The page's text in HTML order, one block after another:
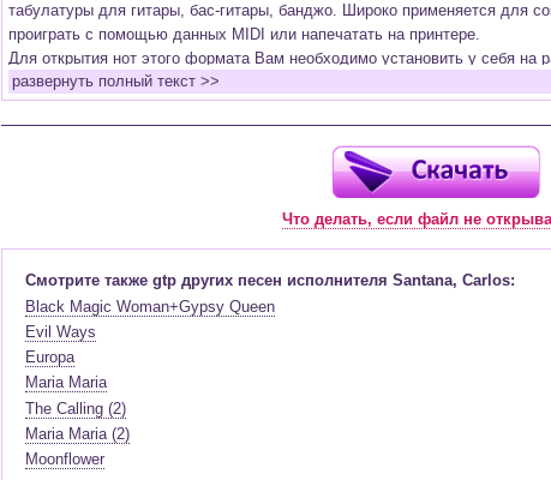
табулатуры для гитары, бас-гитары, банджо. Широко применяется для
проиграть с помощью данных MIDI или напечатать на принтере.
Для открытия нот этого формата Вам необходимо установить у себя на
(желательно, последней версии). Скачать её можно с официального
бесплатную версию на руском языке (Найти).
Запись музыкальных произведений для гитары, бас-гитары, банджо и
в виде табулатур или нотной графики (при создании табулатуры
Создание произведений для духовых, струнных, клавишных и других
Создание партий для барабанов и перкуссии;
Интеграция текста песен в ноты и привязка его к нотам дорожек с
Встроенный определитель и визуализатор аккордов для гитары;
Экспортирование музыкальных партитур в MIDI, ASCII, MusicXML, WAV,
к печати;
Импортирование из MIDI, ASCII,MusicXML, Power Tab (.ptb), TablEdit (.tef)
Виртуальный гитарный гриф, клавиатура фортепиано и панель ударных
ноты, проигрываемые в текущий момент. Удобное создание и
инструмента с их помощью;
развернуть полный текст >>
Что делать, если файл не
Смотрите также gtp других песен исполнителя Santana, Carlos:
Black Magic Woman+Gypsy Queen
Evil Ways
Europa
Maria Maria
The Calling (2)
Maria Maria (2)
Moonflower